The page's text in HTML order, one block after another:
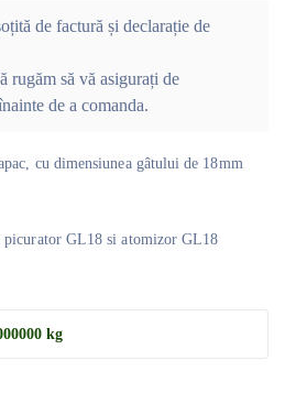
de factură și declarație de
rugăm să vă asigurați de
de a comanda.
cu dimensiunea gâtului de 18mm
picurator GL18 si atomizor GL18
kg